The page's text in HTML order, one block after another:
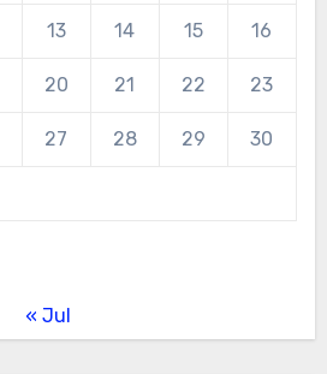
13 14 15 16
20 21 22 23
27 28 29 30
« Jul